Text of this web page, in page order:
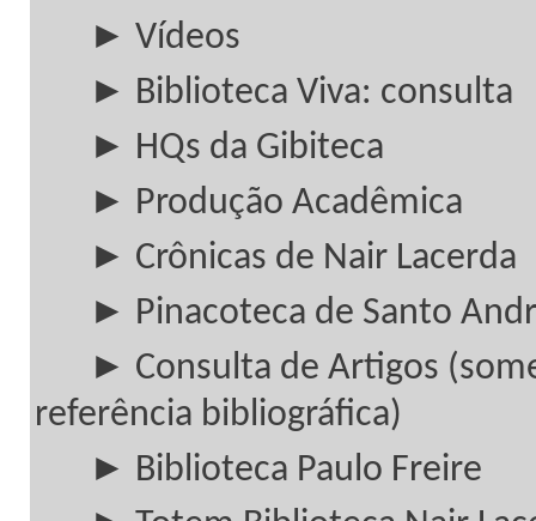
► Vídeos
► Biblioteca Viva: consulta
► HQs da Gibiteca
► Produção Acadêmica
► Crônicas de Nair Lacerda
► Pinacoteca de Santo
► Consulta de Artigos
referência bibliográfica)
► Biblioteca Paulo Freire